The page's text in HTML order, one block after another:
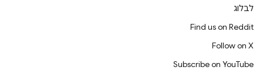
לבלוג
Find us on Reddit
Follow on X
Subscribe on YouTube